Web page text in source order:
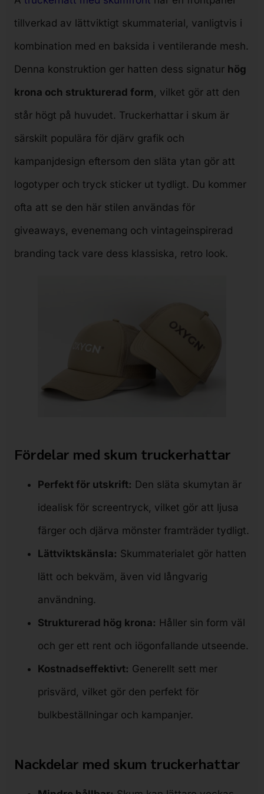
tillverkad av lättviktigt skummaterial, vanligtvis i
kombination med en baksida i ventilerande mesh.
Denna konstruktion ger hatten dess signatur hög
krona och strukturerad form , vilket gör att den
står högt på huvudet. Truckerhattar i skum är
särskilt populära för djärv grafik och
kampanjdesign eftersom den släta ytan gör att
logotyper och tryck sticker ut tydligt. Du kommer
ofta att se den här stilen användas för
giveaways, evenemang och vintageinspirerad
branding tack vare dess klassiska, retro look.
Fördelar med skum truckerhattar
Perfekt för utskrift: Den släta skumytan är
idealisk för screentryck, vilket gör att ljusa
färger och djärva mönster framträder tydligt.
Lättviktskänsla: Skummaterialet gör hatten
lätt och bekväm, även vid långvarig
användning.
Strukturerad hög krona: Håller sin form väl
och ger ett rent och iögonfallande utseende.
Kostnadseffektivt: Generellt sett mer
prisvärd, vilket gör den perfekt för
bulkbeställningar och kampanjer.
Nackdelar med skum truckerhattar